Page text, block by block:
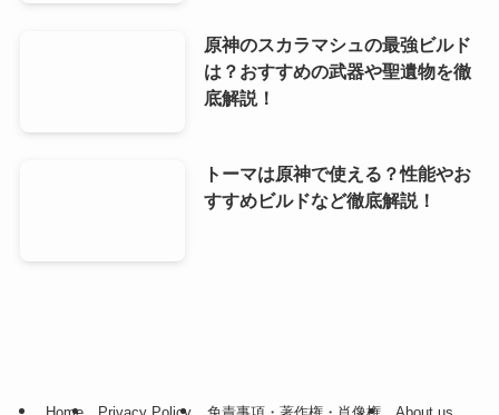
原神のスカラマシュの最強ビルド
は？おすすめの武器や聖遺物を徹
底解説！
トーマは原神で使える？性能やお
すすめビルドなど徹底解説！